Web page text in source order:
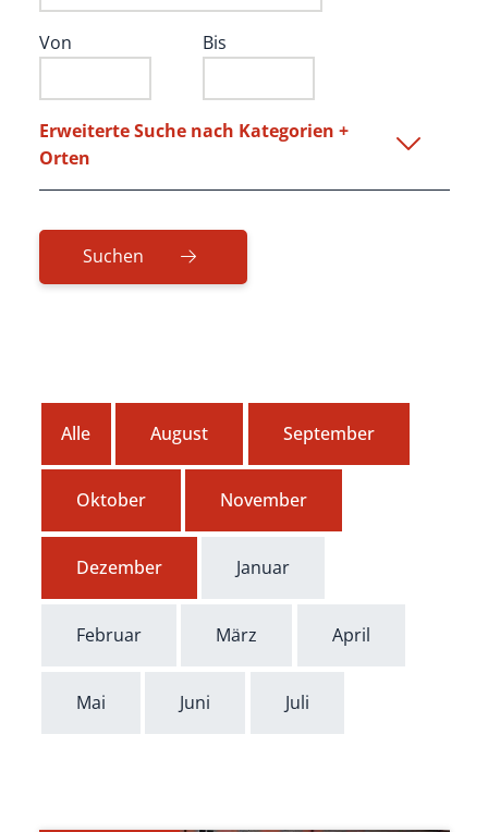
Von Bis
Erweiterte Suche nach Kategorien +
Orten
Alle August September
Oktober November
Dezember Januar
Februar März April
Mai Juni Juli